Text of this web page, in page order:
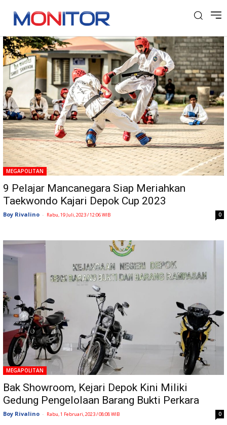
Tag: Kajari Depok
MEGAPOLITAN
9 Pelajar Mancanegara Siap Meriahkan
Taekwondo Kajari Depok Cup 2023
Boy Rivalino - Rabu, 19 Juli, 2023 / 12:06 WIB 0
MEGAPOLITAN
Bak Showroom, Kejari Depok Kini Miliki
Gedung Pengelolaan Barang Bukti Perkara
Boy Rivalino - Rabu, 1 Februari, 2023 / 08:08 WIB 0